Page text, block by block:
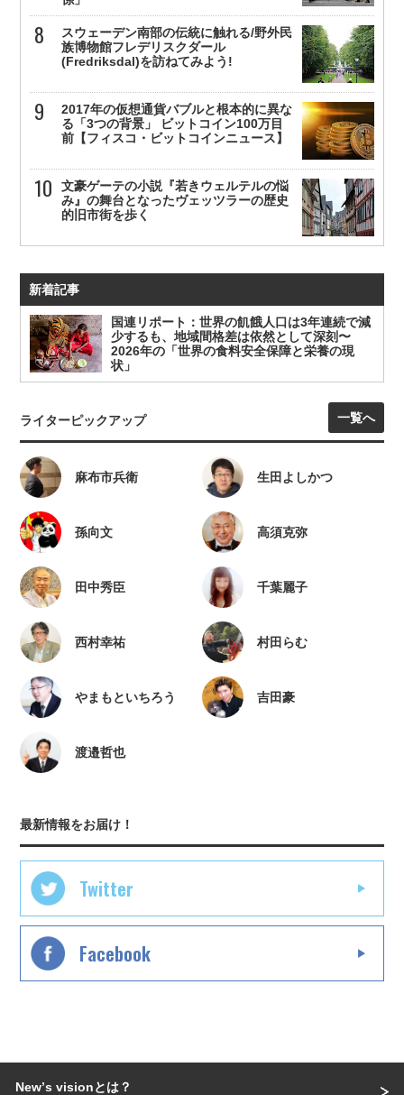
スウェーデン南部の伝統に触れる/野外民
族博物館フレデリスクダール
(Fredriksdal)を訪ねてみよう!
2017年の仮想通貨バブルと根本的に異な
る「3つの背景」 ビットコイン100万目
前【フィスコ・ビットコインニュース】
文豪ゲーテの小説『若きウェルテルの悩
み』の舞台となったヴェッツラーの歴史
的旧市街を歩く
新着記事
国連リポート：世界の飢餓人口は3年連続で減
少するも、地域間格差は依然として深刻〜
2026年の「世界の食料安全保障と栄養の現
状」
ライターピックアップ 一覧へ
麻布市兵衛 生田よしかつ
孫向文 高須克弥
田中秀臣 千葉麗子
西村幸祐 村田らむ
やまもといちろう 吉田豪
渡邉哲也
最新情報をお届け！
Twitter
Facebook
Newʼs visionとは？